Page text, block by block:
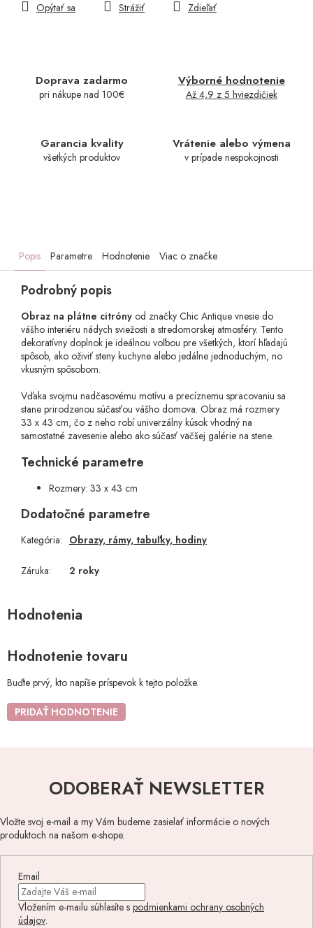
Doprava zadarmo
pri nákupe nad 100€
Výborné hodnotenie
Až 4,9 z 5 hviezdičiek
Garancia kvality
všetkých produktov
Vrátenie alebo výmena
v prípade nespokojnosti
Opýtať sa Strážiť Zdieľať
Popis Parametre Hodnotenie Viac o značke
Podrobný popis
Obraz na plátne citróny od značky Chic Antique vnesie do
vášho interiéru nádych sviežosti a stredomorskej atmosféry. Tento
dekoratívny doplnok je ideálnou voľbou pre všetkých, ktorí hľadajú
spôsob, ako oživiť steny kuchyne alebo jedálne jednoduchým, no
vkusným spôsobom.
Vďaka svojmu nadčasovému motívu a precíznemu spracovaniu sa
stane prirodzenou súčasťou vášho domova. Obraz má rozmery
33 x 43 cm, čo z neho robí univerzálny kúsok vhodný na
samostatné zavesenie alebo ako súčasť väčšej galérie na stene.
Technické parametre
Rozmery: 33 x 43 cm
Dodatočné parametre
Kategória: Obrazy, rámy, tabuľky, hodiny
Záruka: 2 roky
Hodnotenie tovaru
Buďte prvý, kto napíše príspevok k tejto položke.
PRIDAŤ HODNOTENIE
ODOBERAŤ NEWSLETTER
Vložte svoj e-mail a my Vám budeme zasielať informácie o nových
produktoch na našom e-shope.
Email
Vložením e-mailu súhlasíte s podmienkami ochrany osobných
údajov.